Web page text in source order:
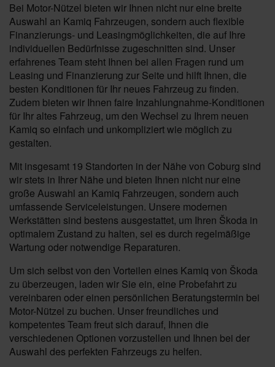
Bei Motor-Nützel bieten wir Ihnen nicht nur eine breite
Auswahl an Kamiq Fahrzeugen, sondern auch flexible
Finanzierungs- und Leasingmöglichkeiten, die auf Ihre
individuellen Bedürfnisse zugeschnitten sind. Unser
erfahrenes Team steht Ihnen bei allen Fragen rund um
Leasing und Finanzierung zur Seite und hilft Ihnen, die
besten Konditionen für Ihr neues Fahrzeug zu finden.
Zudem bieten wir Ihnen faire Inzahlungnahme-Konditionen
für Ihr altes Fahrzeug, um den Wechsel zu Ihrem neuen
Kamiq so einfach und unkompliziert wie möglich zu
gestalten.
Mit insgesamt 19 Standorten in der Nähe von Coburg sind
wir stets in Ihrer Nähe und bieten Ihnen nicht nur eine
große Auswahl an Kamiq Fahrzeugen, sondern auch
umfassende Serviceleistungen. Unsere modernen
Werkstätten sind bestens ausgestattet, um Ihren Škoda in
optimalem Zustand zu halten, sei es durch regelmäßige
Wartung oder notwendige Reparaturen.
Um sich selbst von den Vorteilen eines Kamiq von Škoda
zu überzeugen, laden wir Sie ein, eine Probefahrt zu
vereinbaren oder einen persönlichen Beratungstermin bei
Motor-Nützel zu buchen. Unser freundliches und
kompetentes Team freut sich darauf, Ihnen die
verschiedenen Optionen vorzustellen und Ihnen bei der
Auswahl des perfekten Fahrzeugs zu helfen.